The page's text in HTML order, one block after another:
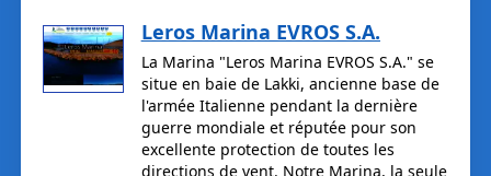
Leros Marina EVROS S.A.
La Marina "Leros Marina EVROS S.A." se
situe en baie de Lakki, ancienne base de
l'armée Italienne pendant la dernière
guerre mondiale et réputée pour son
excellente protection de toutes les
directions de vent. Notre Marina, la seule